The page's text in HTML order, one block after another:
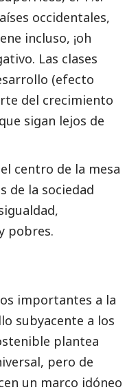
occidentales,
incluso, ¡oh
Las clases
(efecto
del crecimiento
sigan lejos de
centro de la mesa
de la sociedad
pobres.
importantes a la
subyacente a los
plantea
pero de
un marco idóneo